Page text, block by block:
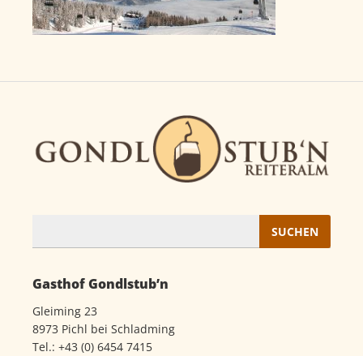
Gasthof Gondlstub’n
Gleiming 23
8973 Pichl bei Schladming
Tel.: +43 (0) 6454 7415